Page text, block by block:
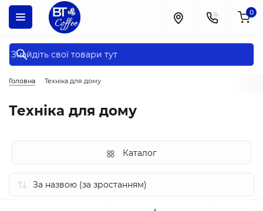
0
Головна Техніка для дому
Техніка для дому
Каталог